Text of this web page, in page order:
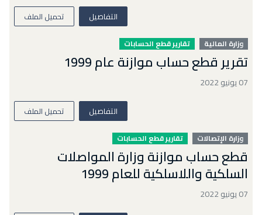
التفاصيل تحميل الملف
وزارة المالية تقارير قطع الحسابات
تقرير قطع حساب موازنة عام 1999
07 يونيو 2022
التفاصيل تحميل الملف
وزارة الإتصالات تقارير قطع الحسابات
قطع حساب موازنة وزارة المواصلات
السلكية واللاسلكية للعام 1999
07 يونيو 2022